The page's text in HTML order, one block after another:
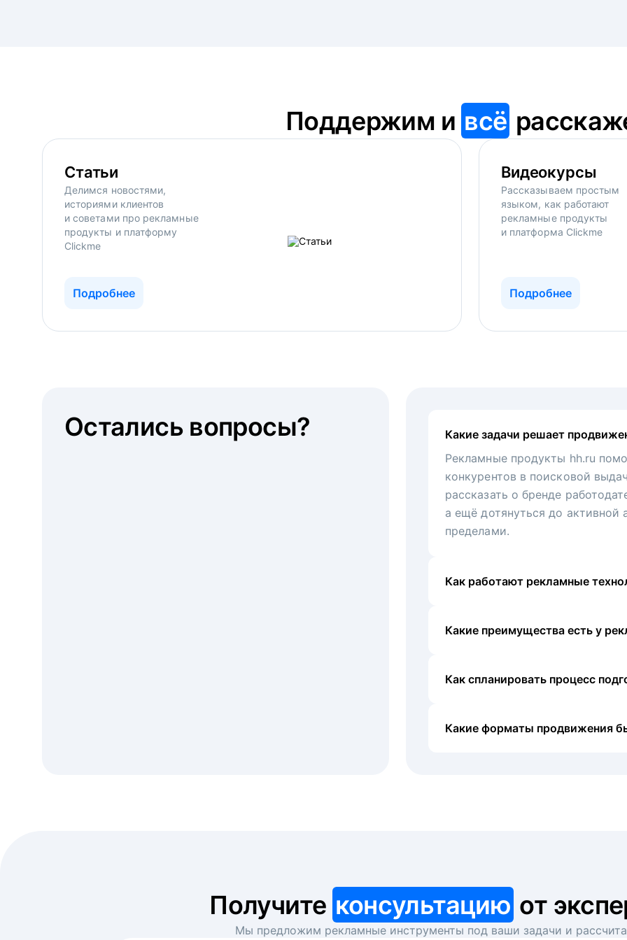
Поддержим и всё
Статьи
Делимся новостями,
историями клиентов
и советами про рекламные
продукты и платформу
Clickme
Подробнее
Видеокурсы
Рассказываем простым
языком, как работают
рекламные продукты
и платформа Clickme
Подробнее
Какие задачи решает
Рекламные продукты hh.ru
конкурентов в поисковой
рассказать о бренде
а ещё дотянуться до активной
пределами.
Как работают рекламные
Какие преимущества есть у
Как спланировать процесс
Какие форматы продвижения
Остались вопросы?
Получите консультацию от
Мы предложим рекламные инструменты под ваши задачи и